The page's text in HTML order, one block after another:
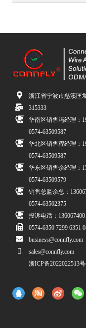
浙江省宁波市慈溪匡
315333
华南区销售冯经理：
0574-63509587
华北区销售程经理：
0574-63509587
华东区销售余经理：
0574-63509579
销售总监余总：
0574-63502375
投诉电话：
0574-6350 7299 6351
business@connfly.com
sales@connfly.com
浙ICP备2022022513